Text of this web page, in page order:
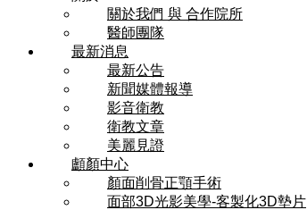
關於我們 與 合作院所
醫師團隊
最新消息
最新公告
新聞媒體報導
影音衛教
衛教文章
美麗見證
顱顏中心
顏面削骨正顎手術
面部3D光影美學-客製化3D墊片